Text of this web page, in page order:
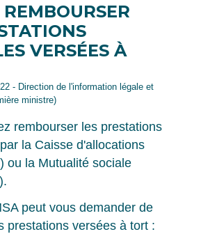
VERSÉES À
- Direction de l'information légale et
ministre)
rembourser les prestations
la Caisse d'allocations
ou la Mutualité sociale
peut vous demander de
prestations versées à tort :